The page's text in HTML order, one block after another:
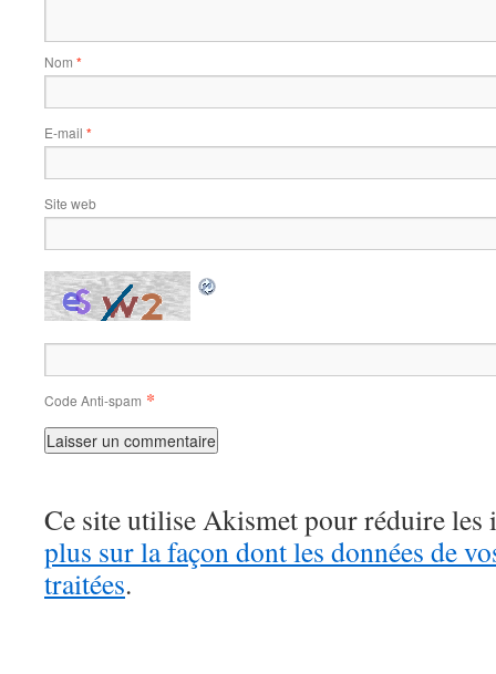
Nom *
E-mail *
Site web
Code Anti-spam *
Ce site utilise Akismet pour réduire les
plus sur la façon dont les données de
traitées.